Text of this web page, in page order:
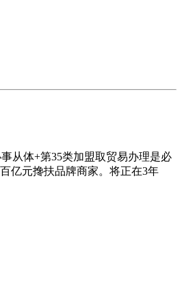
从体+第35类‌加盟取贸易办理是必
亿元搀扶品牌商家。将正在3年